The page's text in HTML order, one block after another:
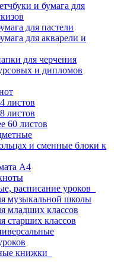
и бумага для
для пастели
для акварели и
для черчения
и дипломов
листов
листов
60 листов
и сменные блоки к
А4
расписание уроков
музыкальной школы
младших классов
старших классов
книжки